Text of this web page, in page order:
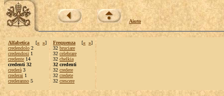
Aiuto
Alfabetica [« »]
credendolo 2
credendosi 1
credente 14
credenti 32
crederà 3
crederai 1
crederanno 5
Frequenza [« »]
32 bruciare
32 celebrare
32 chelkia
32 credenti
32 credere
32 credete
32 crescere